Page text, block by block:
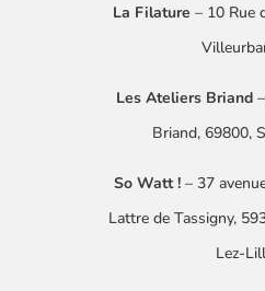
La Filature – 10 Rue
Les Ateliers Briand
Briand, 69800,
So Watt !– 37
Lattre de Tassigny​,
Lez-